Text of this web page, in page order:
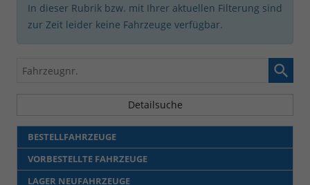
In dieser Rubrik bzw. mit Ihrer aktuellen Filterung sind
zur Zeit leider keine Fahrzeuge verfügbar.
Fahrzeugnr.
Detailsuche
BESTELLFAHRZEUGE
VORBESTELLTE FAHRZEUGE
LAGER NEUFAHRZEUGE